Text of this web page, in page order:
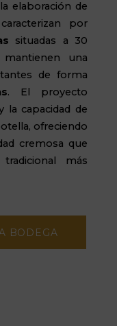
elaboración de
por
situadas a 30
una
de forma
. El proyecto
la capacidad de
ofreciendo
cremosa que
más
BODEGA